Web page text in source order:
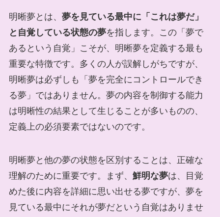
明晰夢とは、 夢を見ている最中に「これは夢だ」
と自覚している状態の夢を指します。この「夢で
あるという自覚」こそが、明晰夢を定義する最も
重要な特徴です。多くの人が誤解しがちですが、
明晰夢は必ずしも「夢を完全にコントロールでき
る夢」ではありません。夢の内容を制御する能力
は明晰性の結果として生じることが多いものの、
定義上の必須要素ではないのです。
明晰夢と他の夢の状態を区別することは、正確な
理解のために重要です。まず、 鮮明な夢は、目覚
めた後に内容を詳細に思い出せる夢ですが、夢を
見ている最中にそれが夢だという自覚はありませ